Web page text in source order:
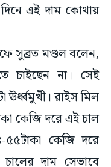
এই দাম কোথায়
সুব্রত মণ্ডল বলেন,
চাইছেন না। সেই
ঊর্ধ্বমুখী। রাইস মিল
কেজি দরে এই চাল
৫৫টাকা কেজি দরে
চালের দাম সেভাবে